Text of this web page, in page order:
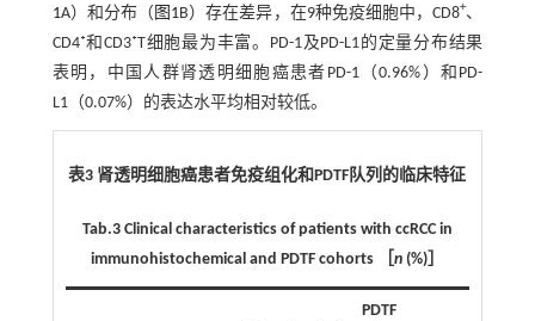
1A）和分布（ 图1B）存在差异，在9种免疫细胞中，CD8+、
CD4⁺和CD3⁺T细胞最为丰富。PD-1及PD-L1的定量分布结果
表明，中国人群肾透明细胞癌患者PD-1（0.96%）和PD-
L1（0.07%）的表达水平均相对较低。
表3 肾透明细胞癌患者免疫组化和PDTF队列的临床特征
Tab.3 Clinical characteristics of patients with ccRCC in
immunohistochemical and PDTF cohorts ［ n(%)］
PDTF